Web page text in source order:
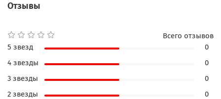
Отзывы
Всего отзывов
5 звезд
0
4 звезды
0
3 звезды
0
2 звезды
0